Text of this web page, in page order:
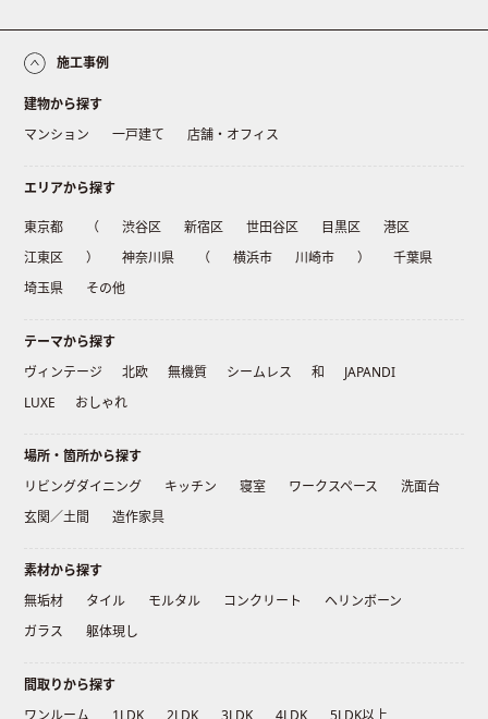
施工事例
建物から探す
マンション
一戸建て 店舗・オフィス
エリアから探す
東京都 （ 渋谷区 新宿区 世田谷区 目黒区
港区
江東区
） 神奈川県 （ 横浜市 川崎市 ）
千葉県
埼玉県
その他
テーマから探す
ヴィンテージ
北欧 無機質 シームレス 和
JAPANDI
LUXE
おしゃれ
場所・箇所から探す
リビングダイニング
キッチン 寝室 ワークスペース
洗面台
玄関／土間
造作家具
素材から探す
無垢材
タイル モルタル コンクリート
ヘリンボーン
ガラス
躯体現し
間取りから探す
ワンルーム
1LDK 2LDK 3LDK 4LDK 5LDK以上